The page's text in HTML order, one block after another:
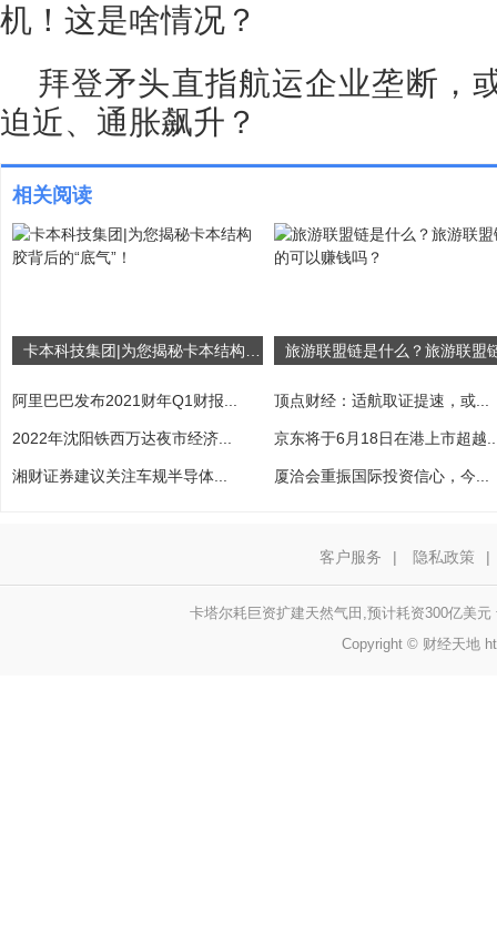
机！这是啥情况？
拜登矛头直指航运企业垄断，
迫近、通胀飙升？
相关阅读
阿里巴巴发布2021财年Q1财报... 顶点财经：适航取证提速，或...
2022年沈阳铁西万达夜市经济... 京东将于6月18日在港上市超越
湘财证券建议关注车规半导体... 厦洽会重振国际投资信心，今...
客户服务 | 隐私政策 |
卡塔尔耗巨资扩建天然气田,预计耗资300亿美
Copyright © 财经天地